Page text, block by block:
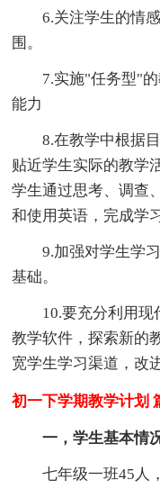
6.关注学生的情
围。
7.实施"任务型"
能力
8.在教学中根据
贴近学生实际的教学
学生通过思考、调查
和使用英语，完成学
9.加强对学生学
基础。
10.要充分利用
教学软件，探索新的
宽学生学习渠道，改
初一下学期教学计划
一，学生基本情
七年级一班45人